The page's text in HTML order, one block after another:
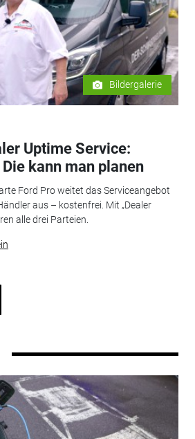
Bildergalerie
Uptime Service:
kann man planen
Ford Pro weitet das Serviceangebot
aus – kostenfrei. Mit „Dealer
alle drei Parteien.